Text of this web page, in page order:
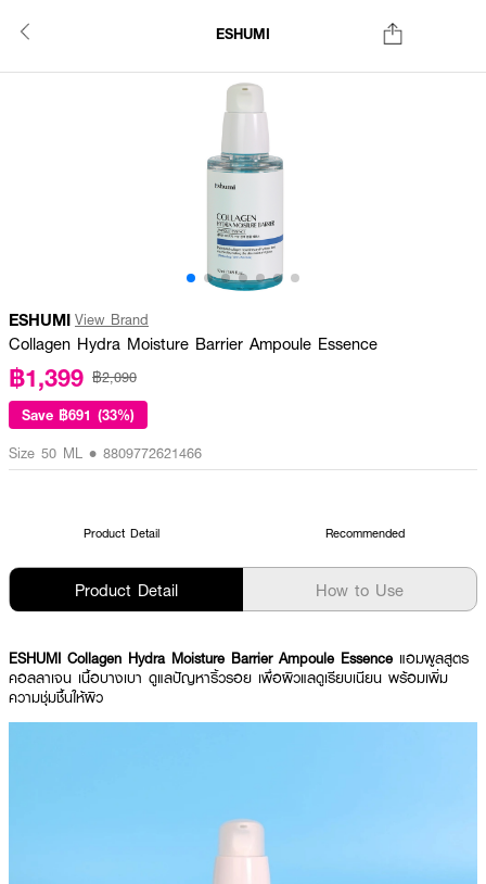
ESHUMI
ESHUMI View Brand
Collagen Hydra Moisture Barrier Ampoule Essence
฿1,399 ฿2,090
Save ฿691 (33%)
Size 50 ML • 8809772621466
Product Detail Recommended
Product Detail How to Use
ESHUMI Collagen Hydra Moisture Barrier Ampoule Essence แอมพูลสูตร
คอลลาเจน เนื้อบางเบา ดูแลปัญหาริ้วรอย เพื่อผิวแลดูเรียบเนียน พร้อมเพิ่ม
ความชุ่มชื้นให้ผิว